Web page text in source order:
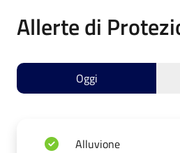
Allerte di
Oggi
Alluvione